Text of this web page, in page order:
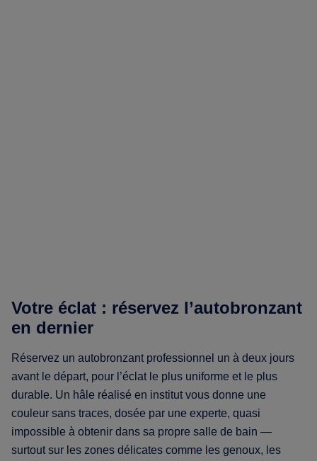
Votre éclat : réservez l’autobronzant
en dernier
Réservez un autobronzant professionnel un à deux jours
avant le départ, pour l’éclat le plus uniforme et le plus
durable. Un hâle réalisé en institut vous donne une
couleur sans traces, dosée par une experte, quasi
impossible à obtenir dans sa propre salle de bain —
surtout sur les zones délicates comme les genoux, les